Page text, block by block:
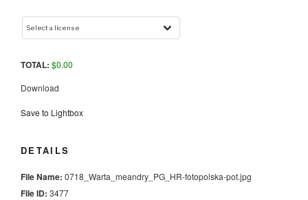
TOTAL: $0.00
Download
Save to Lightbox
DETAILS
File Name: 0718_Warta_meandry_PG_HR-fotopolska-pot.jpg
File ID: 3477